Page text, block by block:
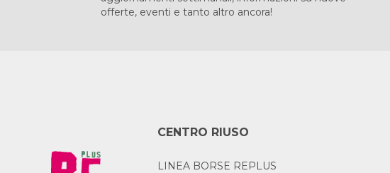
offerte, eventi e tanto altro ancora!
CENTRO RIUSO
LINEA BORSE REPLUS